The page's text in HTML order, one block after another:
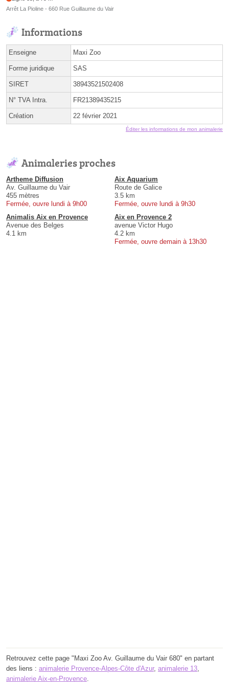
Arrêt La Pioline - 660 Rue Guillaume du Vair
Informations
Enseigne Maxi Zoo
Forme juridique SAS
SIRET 38943521502408
N° TVA Intra. FR21389435215
Création 22 février 2021
Éditer les informations de mon animalerie
Animaleries proches
Artheme Diffusion
Av. Guillaume du Vair
455 mètres
Fermée, ouvre lundi à 9h00
Aix Aquarium
Route de Galice
3.5 km
Fermée, ouvre lundi à 9h30
Animalis Aix en Provence
Avenue des Belges
4.1 km
Aix en Provence 2
avenue Victor Hugo
4.2 km
Fermée, ouvre demain à 13h30
Retrouvez cette page "Maxi Zoo Av. Guillaume du Vair 680" en partant
des liens : animalerie Provence-Alpes-Côte d'Azur, animalerie 13,
animalerie Aix-en-Provence.